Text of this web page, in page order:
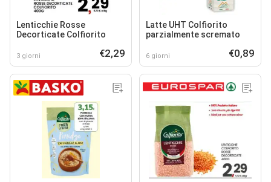
Lenticchie Rosse
Decorticate Colfiorito
3 giorni €2,29
Latte UHT Colfiorito
parzialmente scremato
6 giorni €0,89